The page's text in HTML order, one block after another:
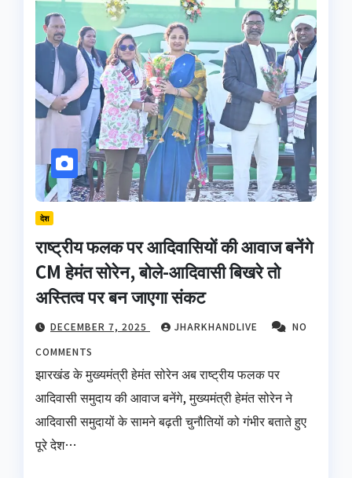
देश
राष्ट्रीय फलक पर आदिवासियों की आवाज बनेंगे
CM हेमंत सोरेन, बोले-आदिवासी बिखरे तो
अस्तित्व पर बन जाएगा संकट
DECEMBER 7, 2025 JHARKHANDLIVE
NO
COMMENTS
झारखंड के मुख्यमंत्री हेमंत सोरेन अब राष्ट्रीय फलक पर
आदिवासी समुदाय की आवाज बनेंगे, मुख्यमंत्री हेमंत सोरेन ने
आदिवासी समुदायों के सामने बढ़ती चुनौतियों को गंभीर बताते हुए
पूरे देश…